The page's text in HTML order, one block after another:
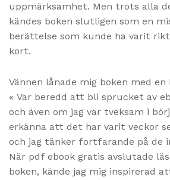
uppmärksamhet. Men trots alla
kändes boken slutligen som en
berättelse som kunde ha varit
kort.
Vännen lånade mig boken med
« Var beredd att bli sprucket av
och även om jag var tveksam i
erkänna att det har varit veckor
och jag tänker fortfarande på de
När pdf ebook gratis avslutade
boken, kände jag mig inspirerad